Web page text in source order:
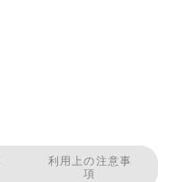
利用上の注意事
項